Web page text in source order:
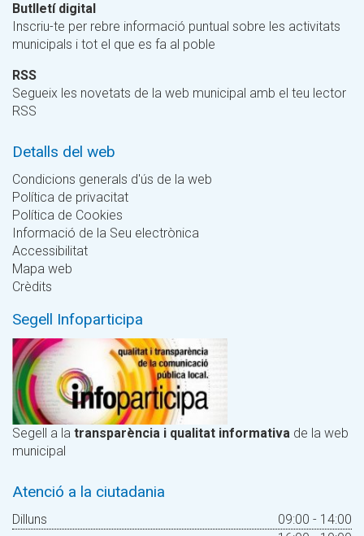
Butlletí digital
Inscriu-te per rebre informació puntual sobre les activitats
municipals i tot el que es fa al poble
RSS
Segueix les novetats de la web municipal amb el teu lector
RSS
Detalls del web
Condicions generals d'ús de la web
Política de privacitat
Política de Cookies
Informació de la Seu electrònica
Accessibilitat
Mapa web
Crèdits
Segell Infoparticipa
Segell a la transparència i qualitat informativa de la web
municipal
Atenció a la ciutadania
Dilluns
09:00 - 14:00